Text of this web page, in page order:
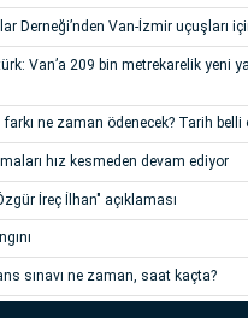
Derneği’nden Van-İzmir uçuşları
Van’a 209 bin metrekarelik yeni
farkı ne zaman ödenecek? Tarih belli
hız kesmeden devam ediyor
İreç İlhan" açıklaması
sınavı ne zaman, saat kaçta?